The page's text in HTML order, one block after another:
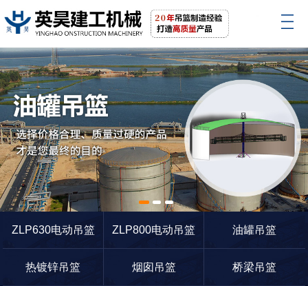
1 2
3
ZLP630电动吊篮
ZLP800电动吊篮 油罐吊篮
热镀锌吊篮 烟囱吊篮 桥梁吊篮